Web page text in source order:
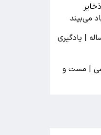
می‌بیند
جنسی معلم زن با شاگرد ۱۷ ساله | یادگیری
| مست و